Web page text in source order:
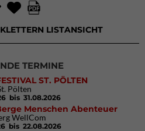
LISTANSICHT
TERMINE
ST. PÖLTEN
Pölten
bis 31.08.2026
Menschen Abenteuer
WellCom
bis 22.08.2026